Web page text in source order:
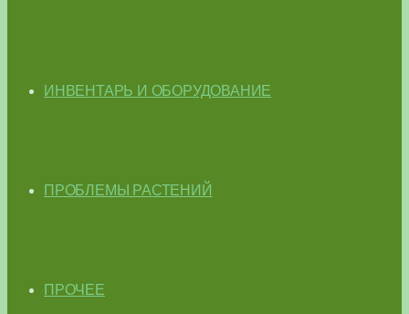
ИНВЕНТАРЬ И ОБОРУДОВАНИЕ
ПРОБЛЕМЫ РАСТЕНИЙ
ПРОЧЕЕ